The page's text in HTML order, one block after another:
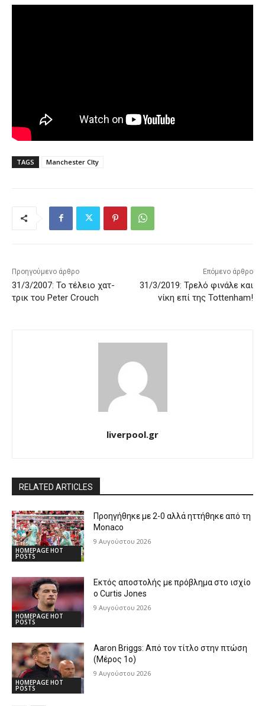
TAGS Manchester CIty
Προηγούμενο άρθρο
31/3/2007: Το τέλειο χατ-
τρικ του Peter Crouch
Επόμενο άρθρο
31/3/2019: Τρελό φινάλε και
νίκη επί της Tottenham!
liverpool.gr
RELATED ARTICLES
HOMEPAGE HOT
POSTS
Προηγήθηκε με 2-0 αλλά ηττήθηκε από τη
Monaco
9 Αυγούστου 2026
HOMEPAGE HOT
POSTS
Εκτός αποστολής με πρόβλημα στο ισχίο
ο Curtis Jones
9 Αυγούστου 2026
HOMEPAGE HOT
POSTS
Aaron Briggs: Από τον τίτλο στην πτώση
(Μέρος 1ο)
9 Αυγούστου 2026